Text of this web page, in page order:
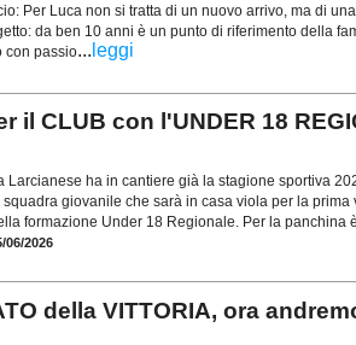
Per Luca non si tratta di un nuovo arrivo, ma di
da ben 10 anni è un punto di riferimento della
con passio... leggi
il CLUB con l'UNDER 18
Larcianese ha in cantiere già la stagione sportiva
squadra giovanile che sarà in casa viola per la prima
formazione Under 18 Regionale. Per la panchina
06/2026
della VITTORIA, ora